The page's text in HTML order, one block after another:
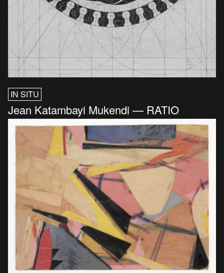
IN SITU
Jean Katambayi Mukendi — RATIO